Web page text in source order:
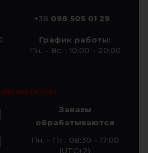
+38 098 505 01 29
График работы:
Пн. - Вс. : 10:00 - 20:00
МАГАЗИН
Заказы
обрабатываются
Пн. - Пт.: 08:30 - 17:00
(UTC+2)